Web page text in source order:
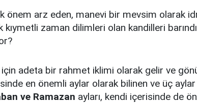
önem arz eden, manevi bir mevsim olarak
zaman dilimleri olan kandilleri
adeta bir rahmet iklimi olarak gelir ve
en önemli aylar olarak bilinen ve üç
ve Ramazan ayları, kendi içerisinde de